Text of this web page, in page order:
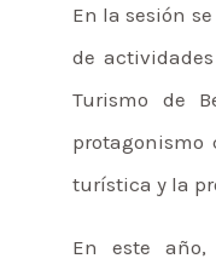
En la sesión
de
Turismo de
turística y la
En este